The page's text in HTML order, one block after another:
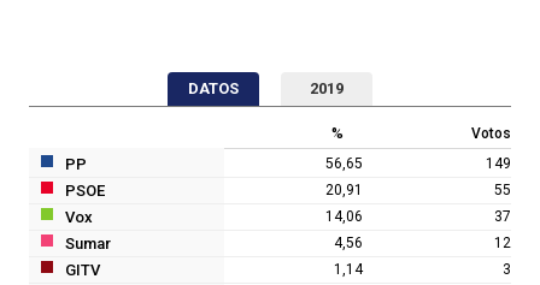
DATOS 2019
% Votos
PP 56,65 149
PSOE 20,91 55
Vox 14,06 37
Sumar 4,56 12
GITV 1,14 3